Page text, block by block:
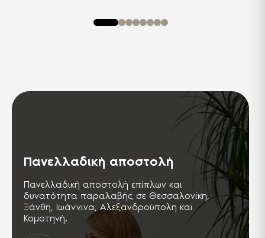
Πανελλαδική αποστολή
Πανελλαδική αποστολή επίπλων και
δυνατότητα παραλαβής σε Θεσσαλονίκη,
Ξάνθη, Ιωάννινα, Αλεξανδρούπολη και
Κομοτηνή.